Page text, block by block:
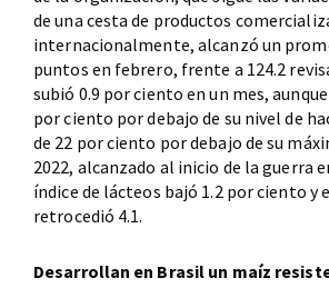
de una cesta de productos
internacionalmente, alcanzó un
puntos en febrero, frente a 124.2
subió 0.9 por ciento en un mes,
por ciento por debajo de su nivel de
de 22 por ciento por debajo de su
2022, alcanzado al inicio de la guerra
índice de lácteos bajó 1.2 por ciento y
retrocedió 4.1.
Desarrollan en Brasil un maíz